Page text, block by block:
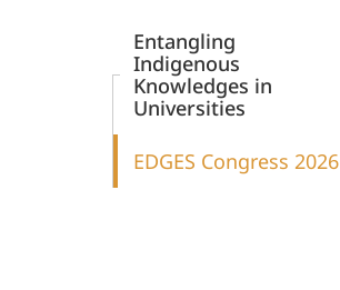
Entangling
Indigenous
Knowledges in
Universities
EDGES Congress 2026